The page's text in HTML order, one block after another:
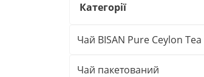
Категорії
Чай BISAN Pure Ceylon Tea
Чай пакетований